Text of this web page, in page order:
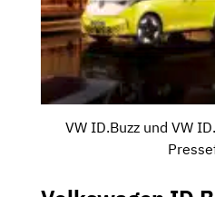
VW ID.Buzz und VW